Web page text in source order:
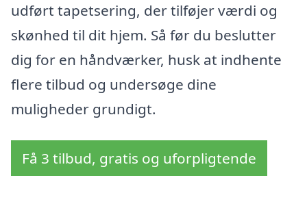
udført tapetsering, der tilføjer værdi og
skønhed til dit hjem. Så før du beslutter
dig for en håndværker, husk at indhente
flere tilbud og undersøge dine
muligheder grundigt.
Få 3 tilbud, gratis og uforpligtende